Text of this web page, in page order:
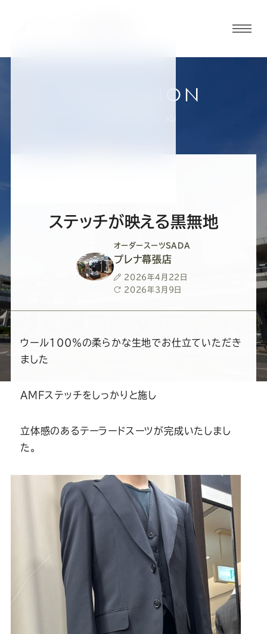
ー
SADA
の
公
式
Youtube
ー
ー
SADA
の
公
式
Facebook
ー
ー
SADA
の
公
式
Twitter
ダ
ー
ー
SADA
の
公
式
Instagram
ダ
ー
ー
の
公
式
LINE
COLLECTION
ステッチが映える黒無地
オーダースーツSADA
プレナ幕張店
投
稿
2026年4月22日
最
日
2026年3月9日
ウール100％の柔らかな生地でお仕立ていただき
ました
AMFステッチをしっかりと施し
立体感のあるテーラードスーツが完成いたしまし
た。